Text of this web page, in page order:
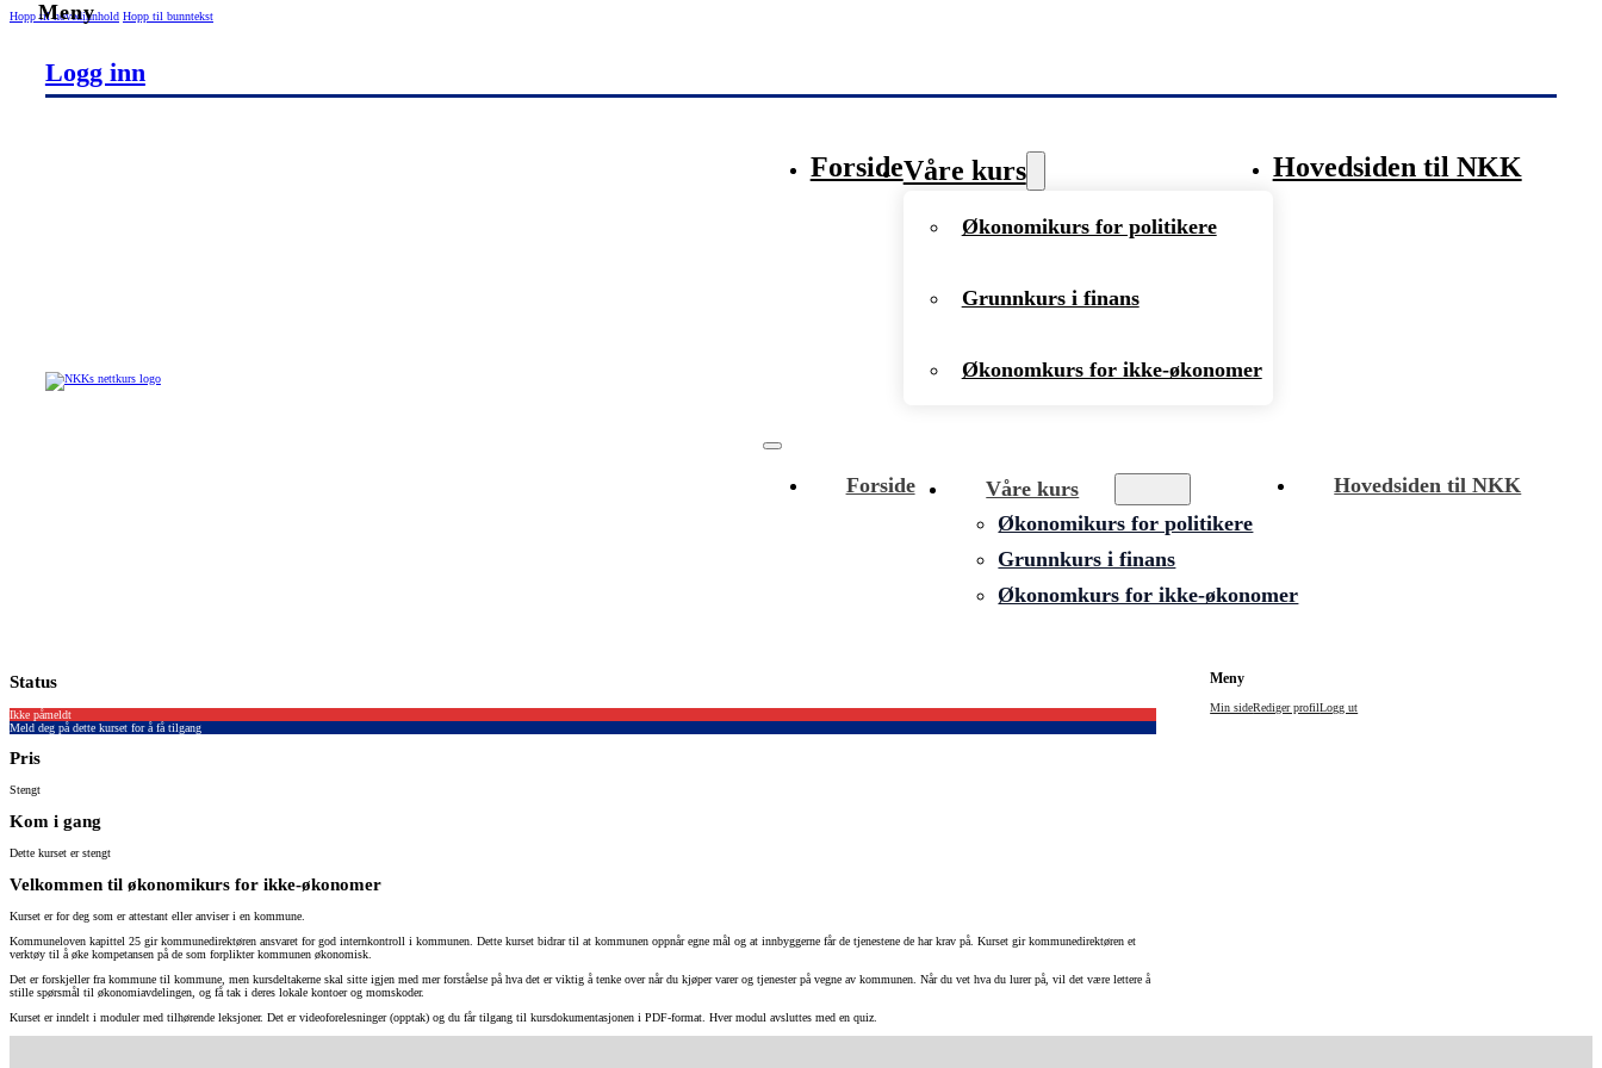
Hopp til hovedinnhold Hopp til bunntekst
Logg inn
ForsideVåre kurs
Økonomikurs for politikere
Grunnkurs i finans
Økonomkurs for ikke-økonomer
Hovedsiden til NKK
Forside
Våre kurs
Økonomikurs for politikere
Grunnkurs i finans
Økonomkurs for ikke-økonomer
Hovedsiden til NKK
Status
Ikke påmeldt
Meld deg på dette kurset for å få tilgang
Pris
Stengt
Kom i gang
Dette kurset er stengt
Velkommen til økonomikurs for ikke-økonomer
Kurset er for deg som er attestant eller anviser i en kommune.
Kommuneloven kapittel 25 gir kommunedirektøren ansvaret for god internkontroll i kommunen. Dette kurset bidrar til at kommunen oppnår egne mål og at innbyggerne får de tjenestene de har krav på. Kurset gir kommunedirektøren et
verktøy til å øke kompetansen på de som forplikter kommunen økonomisk.
Det er forskjeller fra kommune til kommune, men kursdeltakerne skal sitte igjen med mer forståelse på hva det er viktig å tenke over når du kjøper varer og tjenester på vegne av kommunen. Når du vet hva du lurer på, vil det være lettere å
stille spørsmål til økonomiavdelingen, og få tak i deres lokale kontoer og momskoder.
Kurset er inndelt i moduler med tilhørende leksjoner. Det er videoforelesninger (opptak) og du får tilgang til kursdokumentasjonen i PDF-format. Hver modul avsluttes med en quiz.
Meny
Min sideRediger profilLogg ut